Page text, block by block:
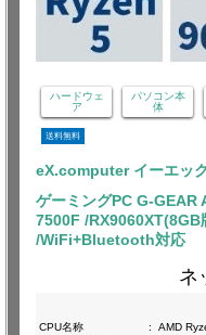
ハードウェ
ア
パソコン本
体
送料無料
eX.computer イーエッ
ゲーミングPC G-
7500F /
/WiFi+Bluetooth対応
ネ
CPU名称
:
AMD